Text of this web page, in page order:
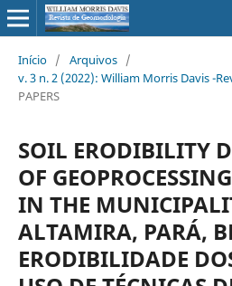
Início / Arquivos /
v. 3 n. 2 (2022): William Morris Davis -
PAPERS
SOIL ERODIBILITY
OF
IN THE
ALTAMIRA, PARÁ,
ERODIBILIDADE